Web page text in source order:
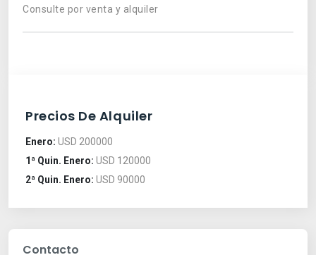
Consulte por venta y alquiler
Precios De Alquiler
Enero: USD 200000
1ª Quin. Enero: USD 120000
2ª Quin. Enero: USD 90000
Contacto